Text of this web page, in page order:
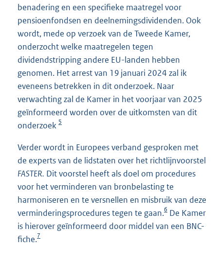
benadering en een specifieke maatregel voor
pensioenfondsen en deelnemingsdividenden. Ook
wordt, mede op verzoek van de Tweede Kamer,
onderzocht welke maatregelen tegen
dividendstripping andere EU-landen hebben
genomen. Het arrest van 19 januari 2024 zal ik
eveneens betrekken in dit onderzoek. Naar
verwachting zal de Kamer in het voorjaar van 2025
geïnformeerd worden over de uitkomsten van dit
onderzoek 5
Verder wordt in Europees verband gesproken met
de experts van de lidstaten over het richtlijnvoorstel
FASTER. Dit voorstel heeft als doel om procedures
voor het verminderen van bronbelasting te
harmoniseren en te versnellen en misbruik van deze
verminderingsprocedures tegen te gaan.6 De Kamer
is hierover geïnformeerd door middel van een BNC-
fiche.7